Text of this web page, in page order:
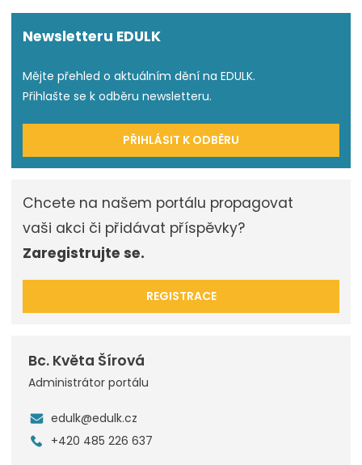
Newsletteru EDULK
Mějte přehled o aktuálním dění na EDULK.
Přihlašte se k odběru newsletteru.
PŘIHLÁSIT K ODBĚRU
Chcete na našem portálu propagovat
vaši akci či přidávat příspěvky?
Zaregistrujte se.
REGISTRACE
Bc. Květa Šírová
Administrátor portálu
edulk@edulk.cz
+420 485 226 637